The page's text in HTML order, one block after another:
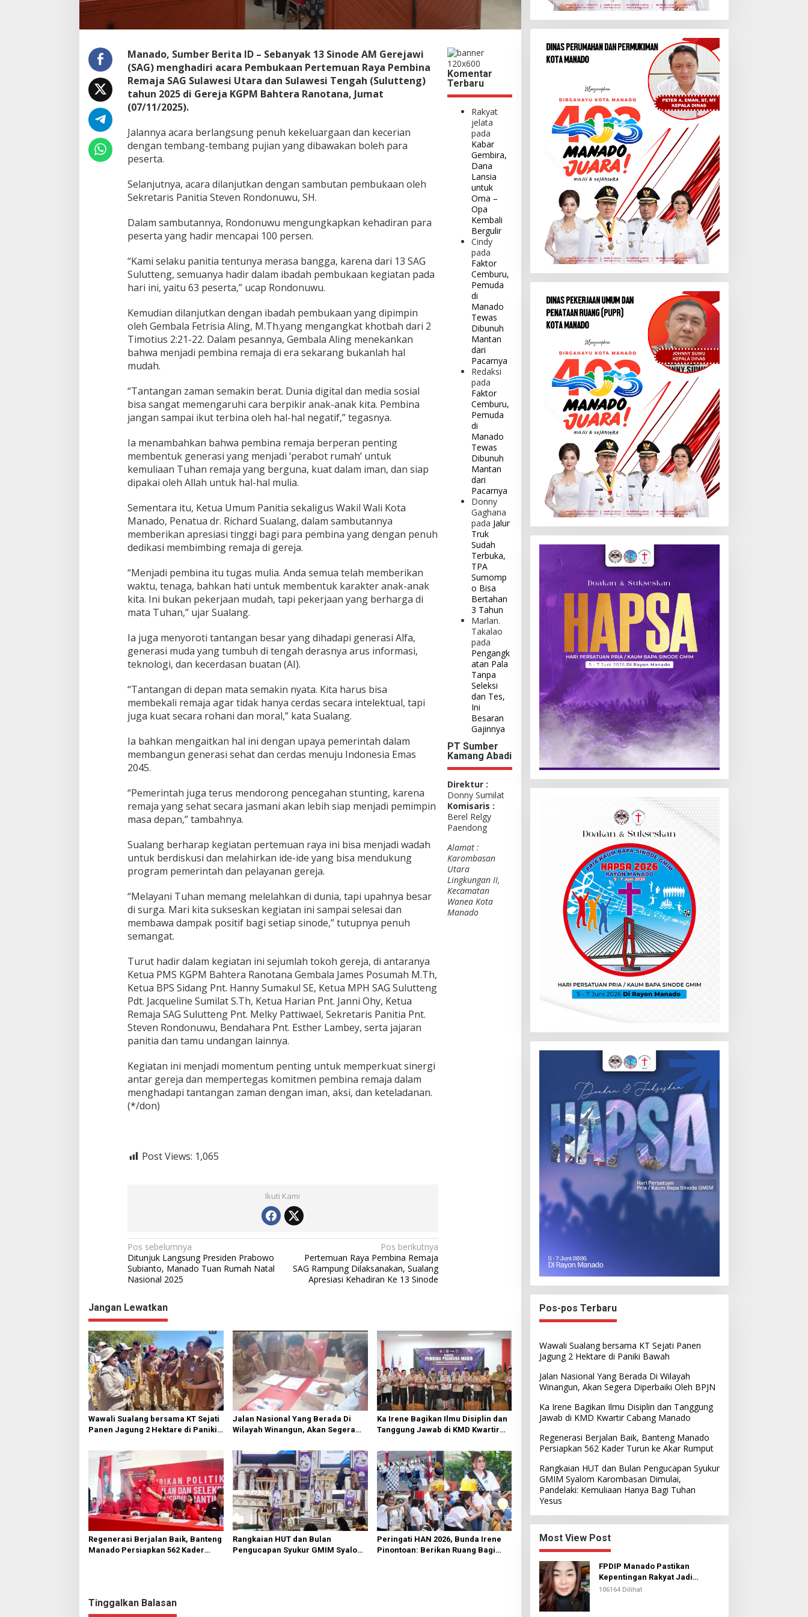
a
A
G
S
u
l
u
t
e
n
0
2
5
e
r
a
g
s
n
g
P
e
n
K
k
e
u
a
g
a
n
Manado, Sumber Berita ID – Sebanyak 13 Sinode AM Gerejawi
(SAG) menghadiri acara Pembukaan Pertemuan Raya Pembina
Remaja SAG Sulawesi Utara dan Sulawesi Tengah (Sulutteng)
tahun 2025 di Gereja KGPM Bahtera Ranotana, Jumat
(07/11/2025).
Jalannya acara berlangsung penuh kekeluargaan dan kecerian
dengan tembang-tembang pujian yang dibawakan boleh para
peserta.
Selanjutnya, acara dilanjutkan dengan sambutan pembukaan oleh
Sekretaris Panitia Steven Rondonuwu, SH.
Dalam sambutannya, Rondonuwu mengungkapkan kehadiran para
peserta yang hadir mencapai 100 persen.
“Kami selaku panitia tentunya merasa bangga, karena dari 13 SAG
Sulutteng, semuanya hadir dalam ibadah pembukaan kegiatan pada
hari ini, yaitu 63 peserta,” ucap Rondonuwu.
Kemudian dilanjutkan dengan ibadah pembukaan yang dipimpin
oleh Gembala Fetrisia Aling, M.Th.yang mengangkat khotbah dari 2
Timotius 2:21-22. Dalam pesannya, Gembala Aling menekankan
bahwa menjadi pembina remaja di era sekarang bukanlah hal
mudah.
“Tantangan zaman semakin berat. Dunia digital dan media sosial
bisa sangat memengaruhi cara berpikir anak-anak kita. Pembina
jangan sampai ikut terbina oleh hal-hal negatif,” tegasnya.
Ia menambahkan bahwa pembina remaja berperan penting
membentuk generasi yang menjadi ‘perabot rumah’ untuk
kemuliaan Tuhan remaja yang berguna, kuat dalam iman, dan siap
dipakai oleh Allah untuk hal-hal mulia.
Sementara itu, Ketua Umum Panitia sekaligus Wakil Wali Kota
Manado, Penatua dr. Richard Sualang, dalam sambutannya
memberikan apresiasi tinggi bagi para pembina yang dengan penuh
dedikasi membimbing remaja di gereja.
“Menjadi pembina itu tugas mulia. Anda semua telah memberikan
waktu, tenaga, bahkan hati untuk membentuk karakter anak-anak
kita. Ini bukan pekerjaan mudah, tapi pekerjaan yang berharga di
mata Tuhan,” ujar Sualang.
Ia juga menyoroti tantangan besar yang dihadapi generasi Alfa,
generasi muda yang tumbuh di tengah derasnya arus informasi,
teknologi, dan kecerdasan buatan (AI).
“Tantangan di depan mata semakin nyata. Kita harus bisa
membekali remaja agar tidak hanya cerdas secara intelektual, tapi
juga kuat secara rohani dan moral,” kata Sualang.
Ia bahkan mengaitkan hal ini dengan upaya pemerintah dalam
membangun generasi sehat dan cerdas menuju Indonesia Emas
2045.
“Pemerintah juga terus mendorong pencegahan stunting, karena
remaja yang sehat secara jasmani akan lebih siap menjadi pemimpin
masa depan,” tambahnya.
Sualang berharap kegiatan pertemuan raya ini bisa menjadi wadah
untuk berdiskusi dan melahirkan ide-ide yang bisa mendukung
program pemerintah dan pelayanan gereja.
“Melayani Tuhan memang melelahkan di dunia, tapi upahnya besar
di surga. Mari kita sukseskan kegiatan ini sampai selesai dan
membawa dampak positif bagi setiap sinode,” tutupnya penuh
semangat.
Turut hadir dalam kegiatan ini sejumlah tokoh gereja, di antaranya
Ketua PMS KGPM Bahtera Ranotana Gembala James Posumah M.Th,
Ketua BPS Sidang Pnt. Hanny Sumakul SE, Ketua MPH SAG Sulutteng
Pdt. Jacqueline Sumilat S.Th, Ketua Harian Pnt. Janni Ohy, Ketua
Remaja SAG Sulutteng Pnt. Melky Pattiwael, Sekretaris Panitia Pnt.
Steven Rondonuwu, Bendahara Pnt. Esther Lambey, serta jajaran
panitia dan tamu undangan lainnya.
Kegiatan ini menjadi momentum penting untuk memperkuat sinergi
antar gereja dan mempertegas komitmen pembina remaja dalam
menghadapi tantangan zaman dengan iman, aksi, dan keteladanan.
(*/don)
Post Views: 1,065
Ikuti Kami
N
a
v
g
a
s
i
p
o
s
Pos sebelumnya
Ditunjuk Langsung Presiden Prabowo
Subianto, Manado Tuan Rumah Natal
Nasional 2025
Pos berikutnya
Pertemuan Raya Pembina Remaja
SAG Rampung Dilaksanakan, Sualang
Apresiasi Kehadiran Ke 13 Sinode
Komentar
Terbaru
Rakyat
jelata
pada
Kabar
Gembira,
Dana
Lansia
untuk
Oma –
Opa
Kembali
Bergulir
Cindy
pada
Faktor
Cemburu,
Pemuda
di
Manado
Tewas
Dibunuh
Mantan
dari
Pacarnya
Redaksi
pada
Faktor
Cemburu,
Pemuda
di
Manado
Tewas
Dibunuh
Mantan
dari
Pacarnya
Donny
Gaghana
pada Jalur
Truk
Sudah
Terbuka,
TPA
Sumomp
o Bisa
Bertahan
3 Tahun
Marlan.
Takalao
pada
Pengangk
atan Pala
Tanpa
Seleksi
dan Tes,
Ini
Besaran
Gajinnya
PT Sumber
Kamang Abadi
Direktur :
Donny Sumilat
Komisaris :
Berel Relgy
Paendong
Alamat :
Karombasan
Utara
Lingkungan II,
Kecamatan
Wanea Kota
Manado
Jangan Lewatkan
Wawali Sualang bersama KT Sejati
Panen Jagung 2 Hektare di Paniki
Jalan Nasional Yang Berada Di
Wilayah Winangun, Akan Segera
Ka Irene Bagikan Ilmu Disiplin dan
Tanggung Jawab di KMD Kwartir
Regenerasi Berjalan Baik, Banteng
Manado Persiapkan 562 Kader
Rangkaian HUT dan Bulan
Pengucapan Syukur GMIM Syalom
Peringati HAN 2026, Bunda Irene
Pinontoan: Berikan Ruang Bagi
Tinggalkan Balasan
Pos-pos Terbaru
Wawali Sualang bersama KT Sejati Panen
Jagung 2 Hektare di Paniki Bawah
Jalan Nasional Yang Berada Di Wilayah
Winangun, Akan Segera Diperbaiki Oleh BPJN
Ka Irene Bagikan Ilmu Disiplin dan Tanggung
Jawab di KMD Kwartir Cabang Manado
Regenerasi Berjalan Baik, Banteng Manado
Persiapkan 562 Kader Turun ke Akar Rumput
Rangkaian HUT dan Bulan Pengucapan Syukur
GMIM Syalom Karombasan Dimulai,
Pandelaki: Kemuliaan Hanya Bagi Tuhan
Yesus
Most View Post
FPDIP Manado Pastikan
Kepentingan Rakyat Jadi
Prioritas Dalam Perjuangan
106164 Dilihat